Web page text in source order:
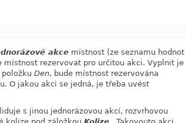
akce místnost (ze seznamu hodnot
místnost rezervovat pro určitou akci. Vyplnit je
Den, bude místnost rezervována
O jakou akci se jedná, je třeba uvést
s jinou jednorázovou akcí, rozvrhovou